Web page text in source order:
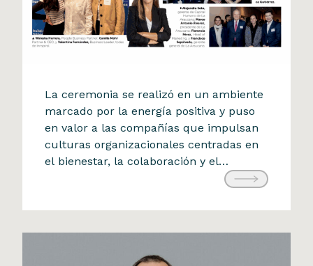
Reconocimiento BUK
Fuimos reconocidos en el
Ranking Building Happiness
2025 de Buk
31 de agosto de 2025
La ceremonia se realizó en un ambiente
marcado por la energía positiva y puso
en valor a las compañías que impulsan
culturas organizacionales centradas en
el bienestar, la colaboración y el
compromiso con construir un entorno